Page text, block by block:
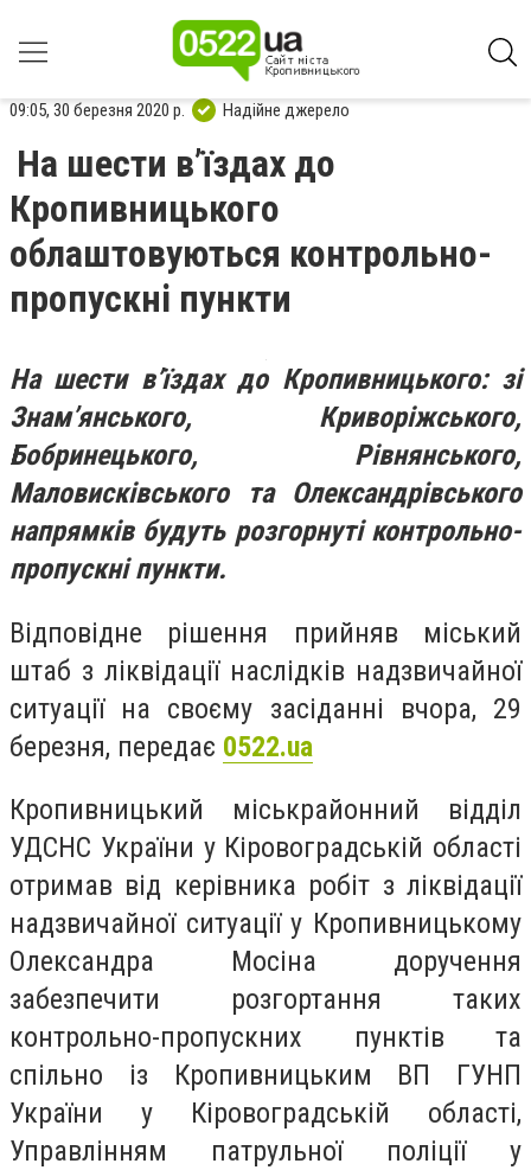
09:05, 30 березня 2020 р. Надійне джерело
На шести в’їздах до
Кропивницького
облаштовуються контрольно-
пропускні пункти
На шести в’їздах до Кропивницького: зі
Знам’янського, Криворіжського,
Бобринецького, Рівнянського,
Маловисківського та Олександрівського
напрямків будуть розгорнуті контрольно-
пропускні пункти.
Відповідне рішення прийняв міський
штаб з ліквідації наслідків надзвичайної
ситуації на своєму засіданні вчора, 29
березня, передає 0522.ua
Кропивницький міськрайонний відділ
УДСНС України у Кіровоградській області
отримав від керівника робіт з ліквідації
надзвичайної ситуації у Кропивницькому
Олександра Мосіна доручення
забезпечити розгортання таких
контрольно-пропускних пунктів та
спільно із Кропивницьким ВП ГУНП
України у Кіровоградській області,
Управлінням патрульної поліції у